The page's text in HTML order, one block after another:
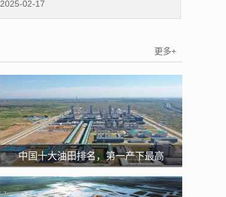
2025-02-17
更多+
中国十大油田排名，第一产下最高
纪录，海上油田上榜